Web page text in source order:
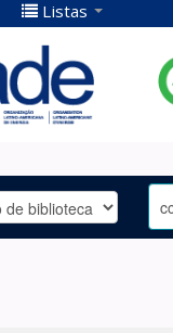
Listas